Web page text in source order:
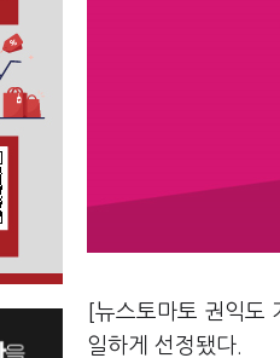
[뉴스토마토 권익도
일하게 선정됐다.